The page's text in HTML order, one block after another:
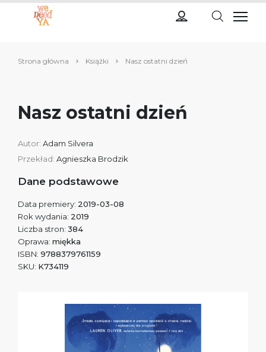
Strona główna Książki Nasz ostatni dzień
Nasz ostatni dzień
Autor: Adam Silvera
Przekład: Agnieszka Brodzik
Dane podstawowe
Data premiery: 2019-03-08
Rok wydania: 2019
Liczba stron: 384
Oprawa: miękka
ISBN: 9788379761159
SKU: K734119